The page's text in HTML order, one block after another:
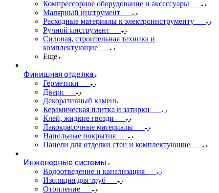
Компрессорное оборудование и аксессуары
Малярный инструмент
Расходные материалы к электроинструменту
Ручной инструмент
Силовая, строительная техника и
комплектующие
Еще
Финишная отделка
Герметики
Двери
Декоративный камень
Керамическая плитка и затирки
Клей, жидкие гвозди
Лакокрасочные материалы
Напольные покрытия
Панели для отделки стен и комплектующие
Инженерные системы
Водоотведение и канализация
Изоляция для труб
Отопление